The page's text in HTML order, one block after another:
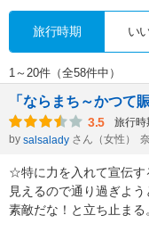
旅行時期 い
1～20件（全58件中）
「ならまち～かつて
3.5 旅行時
by salsalady さん（女性）
☆特に力を入れて宣伝す
見えるので通り過ぎよ
素敵だな！と立ち止まる